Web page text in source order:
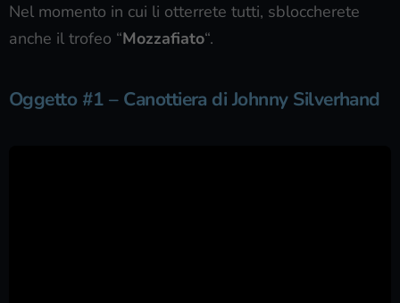
Nel momento in cui li otterrete tutti, sbloccherete
anche il trofeo “Mozzafiato“.
Oggetto #1 – Canottiera di Johnny Silverhand